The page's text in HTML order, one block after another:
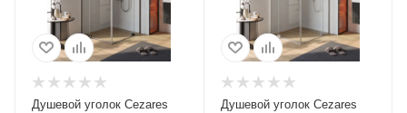
Душевой уголок Cezares
Душевой уголок Cezares